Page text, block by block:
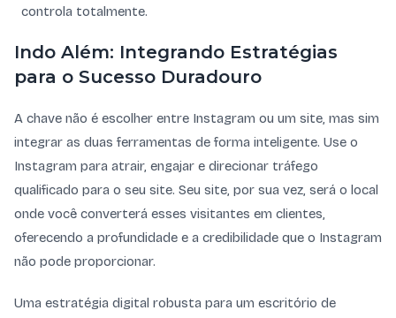
controla totalmente.
Indo Além: Integrando Estratégias
para o Sucesso Duradouro
A chave não é escolher entre Instagram ou um site, mas sim
integrar as duas ferramentas de forma inteligente. Use o
Instagram para atrair, engajar e direcionar tráfego
qualificado para o seu site. Seu site, por sua vez, será o local
onde você converterá esses visitantes em clientes,
oferecendo a profundidade e a credibilidade que o Instagram
não pode proporcionar.
Uma estratégia digital robusta para um escritório de